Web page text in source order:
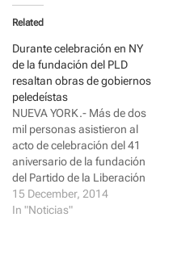
t
o
s
a
r
e
o
n
T
w
i
t
t
e
r
(
O
p
e
n
a
e
o
n
a
c
e
b
o
o
k
(
O
Related
Durante celebración en NY
de la fundación del PLD
resaltan obras de gobiernos
peledeístas
NUEVA YORK.- Más de dos
mil personas asistieron al
acto de celebración del 41
aniversario de la fundación
del Partido de la Liberación
Dominicana (PLD) por su
seccional estatal presidida
15 December, 2014
In "Noticias"